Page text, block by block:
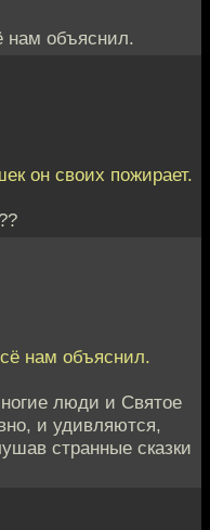
нам объяснил.
он своих пожирает.
нам объяснил.
люди и Святое
и удивляются,
странные сказки